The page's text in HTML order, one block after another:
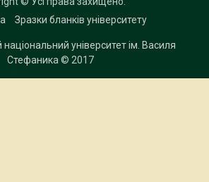
Зразки бланків університету
університет ім. Василя
Стефаника © 2017